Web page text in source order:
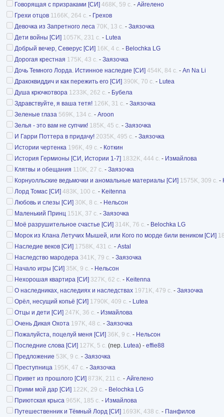
Говорящая с призраками [СИ] 468K, 59 с. - Айгелено
Грехи отцов 1166K, 264 с. - Грехов
Девочка из Запретного леса 70K, 13 с. - Заязочка
Дети войны [СИ] 1057K, 231 с. - Lutea
Добрый вечер, Северус [СИ] 16K, 4 с. - Belochka LG
Дорогая крестная 175K, 43 с. - Заязочка
Дочь Темного Лорда. Истинное наследие [СИ] 454K, 84 с. - An Na Li
Дракоквиддич и как пережить его [СИ] 390K, 70 с. - Lutea
Душа крючкотвора 1233K, 262 с. - Бубела
Здравствуйте, я ваша тетя! 126K, 31 с. - Заязочка
Зеленые глаза 569K, 134 с. - Aroon
Зелья - это вам не супчик! 185K, 45 с. - Заязочка
И Гарри Поттера в придачу! 2035K, 495 с. - Заязочка
Истории чертенка 196K, 49 с. - Коткин
История Гермионы [СИ, Истории 1-7] 1832K, 444 с. - Измайлова
Клятвы и обещания 110K, 27 с. - Заязочка
Корнуолльские ведьмочки и аномальные материалы [СИ] 1575K, 309 с. -
Лорд Томас [СИ] 483K, 100 с. - Keitenna
Любовь и слезы [СИ] 30K, 8 с. - Нельсон
Маленький Принц 151K, 37 с. - Заязочка
Моё разрушительное счастье [СИ] 314K, 76 с. - Belochka LG
Морок из Клана Летучих Мышей, или Кого по морде били веником [СИ]
Наследие веков [СИ] 1758K, 431 с. - Astal
Наследство мародера 341K, 79 с. - Заязочка
Начало игры [СИ] 35K, 9 с. - Нельсон
Нехорошая квартира [СИ] 327K, 62 с. - Keitenna
О наследниках, наследиях и наследствах 1971K, 479 с. - Заязочка
Орёл, несущий копьё [СИ] 1790K, 409 с. - Lutea
Отцы и дети [СИ] 247K, 36 с. - Измайлова
Очень Дикая Охота 197K, 48 с. - Заязочка
Пожалуйста, поцелуй меня [СИ] 36K, 9 с. - Нельсон
Последние слова [СИ] 127K, 5 с. (пер. Lutea) - effie88
Предложение 53K, 9 с. - Заязочка
Преступница 195K, 47 с. - Заязочка
Привет из прошлого [СИ] 873K, 211 с. - Айгелено
Прими мой дар [СИ] 122K, 29 с. - Belochka LG
Приютская крыса 965K, 185 с. - Измайлова
Путешественник и Тёмный Лорд [СИ] 1693K, 438 с. - Панфилов